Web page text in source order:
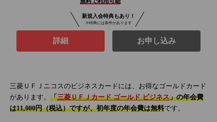
新規入会特典もあり！
※特典には条件があります
詳細 お申し込み
三菱ＵＦＪニコスのビジネスカードには、お得なゴールドカード
があります。 「三菱ＵＦＪカード ゴールド ビジネス」の年会費
は11,000円（税込）ですが、初年度の年会費は無料です。